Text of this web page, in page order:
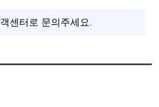
센터로 문의주세요.